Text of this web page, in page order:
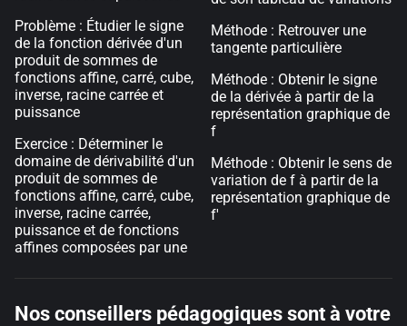
Problème : Étudier le signe
de la fonction dérivée d'un
produit de sommes de
fonctions affine, carré, cube,
inverse, racine carrée et
puissance
Exercice : Déterminer le
domaine de dérivabilité d'un
produit de sommes de
fonctions affine, carré, cube,
inverse, racine carrée,
puissance et de fonctions
affines composées par une
Méthode : Retrouver une
tangente particulière
Méthode : Obtenir le signe
de la dérivée à partir de la
représentation graphique de
f
Méthode : Obtenir le sens de
variation de f à partir de la
représentation graphique de
f'
Nos conseillers pédagogiques sont à votre